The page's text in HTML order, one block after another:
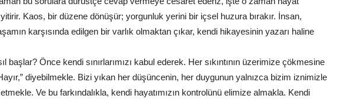
Kaos, bir düzene dönüşür; yorgunluk yerini bir içsel huzura bırakır. İnsan,
karşısında edilgen bir varlık olmaktan çıkar, kendi hikayesinin yazarı haline
başlar? Önce kendi sınırlarımızı kabul ederek. Her sıkıntının üzerimize çökmesine
diyebilmekle. Bizi yıkan her düşüncenin, her duygunun yalnızca bizim iznimizle
etmekle. Ve bu farkındalıkla, kendi hayatımızın kontrolünü elimize almakla. Kendi